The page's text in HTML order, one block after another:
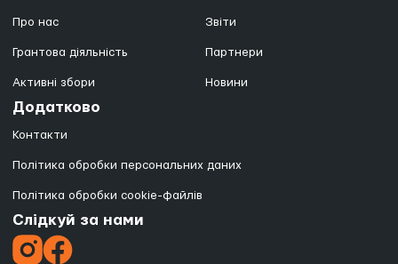
Про нас
Грантова діяльність
Активні збори
Звіти
Партнери
Новини
Додатково
Контакти
Політика обробки персональних даних
Політика обробки cookie-файлів
Слідкуй за нами